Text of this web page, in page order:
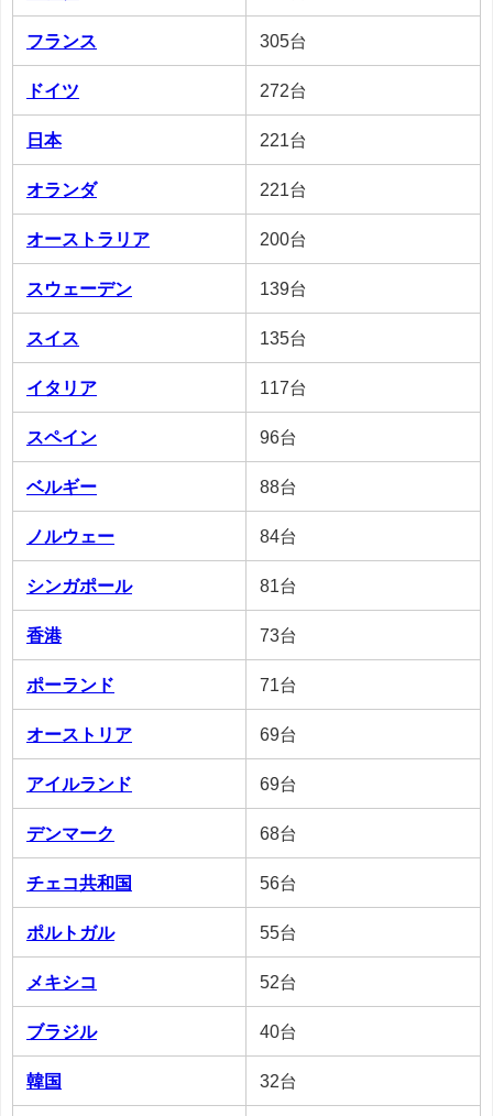
フランス 305台
ドイツ 272台
日本 221台
オランダ 221台
オーストラリア 200台
スウェーデン 139台
スイス 135台
イタリア 117台
スペイン 96台
ベルギー 88台
ノルウェー 84台
シンガポール 81台
香港 73台
ポーランド 71台
オーストリア 69台
アイルランド 69台
デンマーク 68台
チェコ共和国 56台
ポルトガル 55台
メキシコ 52台
ブラジル 40台
韓国 32台